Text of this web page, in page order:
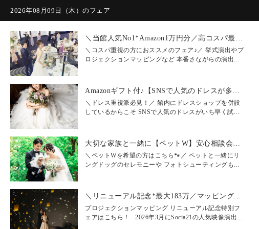
2026年08月09日（木）のフェア
＼当館人気No1*Amazon1万円分／高コスパ最大183万円優待☆花嫁ALL体験×豪華試食
＼コスパ重視の方におススメのフェア♪／ 挙式演出やプ
ロジェクションマッピングなど 本番さながらの演出...
Amazonギフト付♪【SNSで人気のドレスが多数】KIYOKO HATA×花嫁ALL体験
＼ドレス重視派必見！／ 館内にドレスショップを併設
しているからこそ SNSで人気のドレスがいち早く試...
大切な家族と一緒に【ペットW】安心相談会×試食付
＼ペットWを希望の方はこちら🐾／ ペットと一緒にリ
ングドッグのセレモニーや フォトシューティングも...
＼リニューアル記念*最大183万／マッピング体験×豪華牛フィレ試食
プロジェクションマッピング リニューアル記念特別フ
ェアはこちら！ 2026年3月にSocia21の人気映像演出...